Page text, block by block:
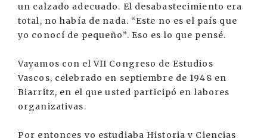
un calzado adecuado. El desabastecimiento era
total, no había de nada. “Este no es el país que
yo conocí de pequeño”. Eso es lo que pensé.
Vayamos con el VII Congreso de Estudios
Vascos, celebrado en septiembre de 1948 en
Biarritz, en el que usted participó en labores
organizativas.
Por entonces yo estudiaba Historia y Ciencias